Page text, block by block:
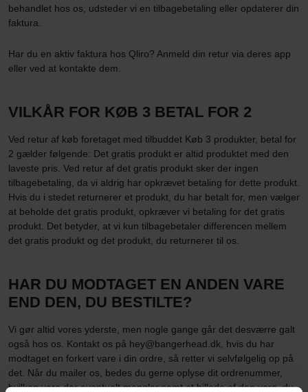
behandlet hos os, udsteder vi en tilbagebetaling eller opdaterer din
faktura.
Har du en aktiv faktura hos Qliro? Anmeld din retur via deres app
eller ved at kontakte dem.
VILKÅR FOR KØB 3 BETAL FOR 2
Ved retur af køb foretaget med tilbuddet Køb 3 produkter, betal for
2 gælder følgende: Det gratis produkt er altid produktet med den
laveste pris. Ved retur af det gratis produkt sker der ingen
tilbagebetaling, da vi aldrig har opkrævet betaling for dette produkt.
Hvis du i stedet returnerer et produkt, du har betalt for, men vælger
at beholde det gratis produkt, opkræver vi betaling for det gratis
produkt. Det betyder, at vi kun tilbagebetaler differencen mellem
det gratis produkt og det produkt, du returnerer til os.
HAR DU MODTAGET EN ANDEN VARE
END DEN, DU BESTILTE?
Vi gør altid vores yderste, men nogle gange går det desværre galt
også hos os. Kontakt os på hey@bangerhead.dk, hvis du har
modtaget en forkert vare i din ordre, så retter vi selvfølgelig op på
det. Når du mailer os, bedes du gerne oplyse dit ordrenummer,
hvilken vare der eventuelt mangler samt et billede af den vare, du